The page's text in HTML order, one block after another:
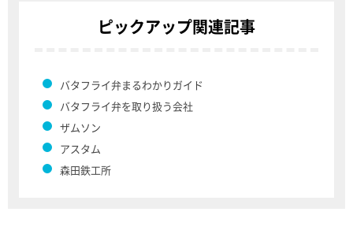
ピックアップ関連記事
バタフライ弁まるわかりガイド
バタフライ弁を取り扱う会社
ザムソン
アスタム
森田鉄工所